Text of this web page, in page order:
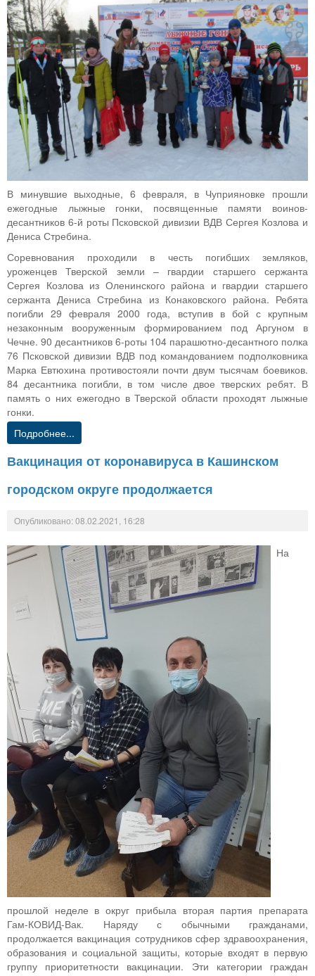
В минувшие выходные, 6 февраля, в Чуприяновке прошли
ежегодные лыжные гонки, посвященные памяти воинов-
десантников 6-й роты Псковской дивизии ВДВ Сергея Козлова и
Дениса Стребина.
Соревнования проходили в честь погибших земляков,
уроженцев Тверской земли – гвардии старшего сержанта
Сергея Козлова из Оленинского района и гвардии старшего
сержанта Дениса Стребина из Конаковского района. Ребята
погибли 29 февраля 2000 года, вступив в бой с крупным
незаконным вооруженным формированием под Аргуном в
Чечне. 90 десантников 6-роты 104 парашютно-десантного полка
76 Псковской дивизии ВДВ под командованием подполковника
Марка Евтюхина противостояли почти двум тысячам боевиков.
84 десантника погибли, в том числе двое тверских ребят. В
память о них ежегодно в Тверской области проходят лыжные
гонки.
Подробнее...
Вакцинация от коронавируса в Кашинском
городском округе продолжается
Опубликовано: 08.02.2021, 16:28
На
прошлой неделе в округ прибыла вторая партия препарата
Гам-КОВИД-Вак. Наряду с обычными гражданами,
продолжается вакцинация сотрудников сфер здравоохранения,
образования и социальной защиты, которые входят в первую
группу приоритетности вакцинации. Эти категории граждан